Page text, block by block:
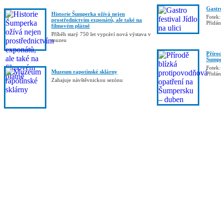
Historie Šumperka ožívá nejen
prostřednictvím exponátů, ale také na
filmovém plátně
Příběh starý 750 let vypráví nová výstava v
muzeu
Muzeum rapotínské sklárny
Zahajuje návštěvnickou sezónu